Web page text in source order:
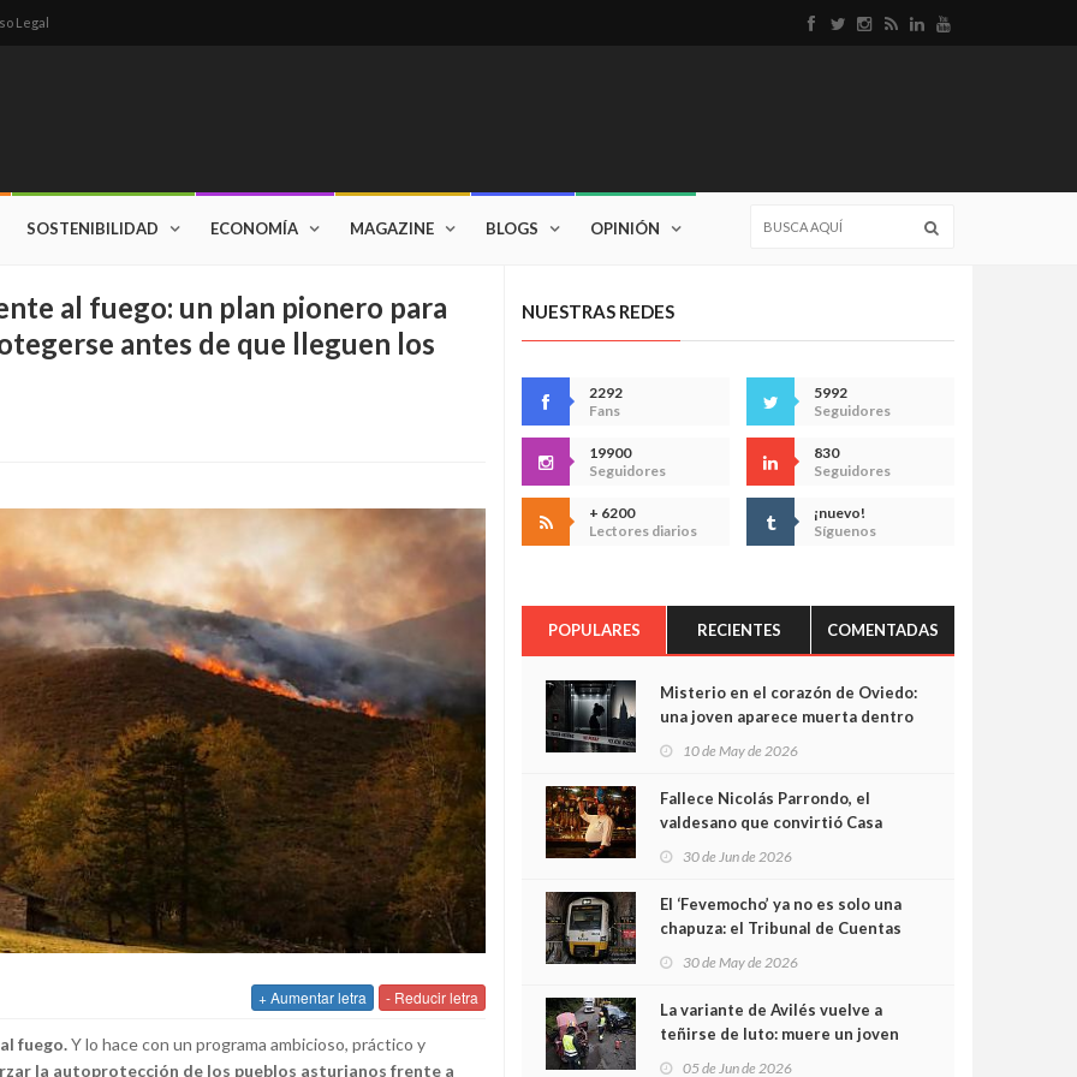
Legal
SOSTENIBILIDAD ECONOMÍA MAGAZINE BLOGS OPINIÓN
al fuego: un plan pionero para
antes de que lleguen los
+ Aumentar letra - Reducir letra
fuego.Y lo hace con un programa ambicioso, práctico y
la autoprotección de los pueblos asturianos frente a
NUESTRAS REDES
2292
Fans
5992
Seguidores
19900
Seguidores
830
Seguidores
+ 6200
Lectores diarios
¡nuevo!
Síguenos
POPULARES RECIENTES COMENTADAS
Misterio en el corazón de Oviedo:
una joven aparece muerta dentro
cámaras captan sus últimos
minutos
10 de May de 2026
Fallece Nicolás Parrondo, el
valdesano que convirtió Casa
30 de Jun de 2026
El ‘Fevemocho’ ya no es solo una
chapuza: el Tribunal de Cuentas
sobrecoste de los trenes que no
cabían por los túneles
30 de May de 2026
La variante de Avilés vuelve a
teñirse de luto: muere un joven
05 de Jun de 2026